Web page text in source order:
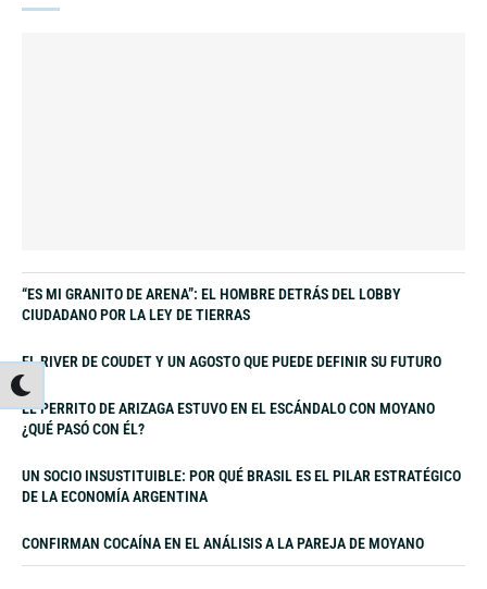
“ES MI GRANITO DE ARENA”: EL HOMBRE DETRÁS DEL LOBBY
CIUDADANO POR LA LEY DE TIERRAS
EL RIVER DE COUDET Y UN AGOSTO QUE PUEDE DEFINIR SU FUTURO
EL PERRITO DE ARIZAGA ESTUVO EN EL ESCÁNDALO CON MOYANO
¿QUÉ PASÓ CON ÉL?
UN SOCIO INSUSTITUIBLE: POR QUÉ BRASIL ES EL PILAR ESTRATÉGICO
DE LA ECONOMÍA ARGENTINA
CONFIRMAN COCAÍNA EN EL ANÁLISIS A LA PAREJA DE MOYANO